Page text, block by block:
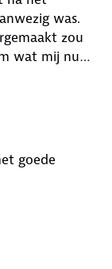
was.
zou
wat mij nu
teveel
goede